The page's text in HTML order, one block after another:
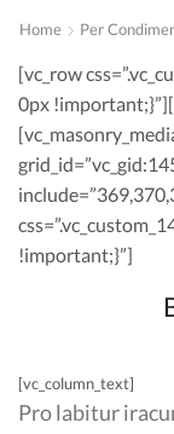
Home Per
[vc_row
0px
!important;}”]
[vc_column_text]
Pro labitur